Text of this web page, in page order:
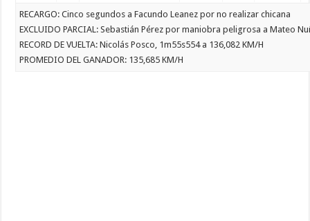
RECARGO: Cinco segundos a Facundo Leanez por no realizar chicana
EXCLUIDO PARCIAL: Sebastián Pérez por maniobra peligrosa a Mateo
RECORD DE VUELTA: Nicolás Posco, 1m55s554 a 136,082 KM/H
PROMEDIO DEL GANADOR: 135,685 KM/H